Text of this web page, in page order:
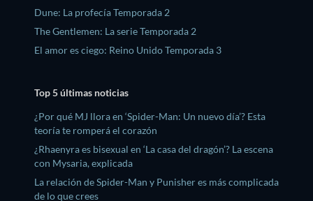
Dune: La profecía Temporada 2
The Gentlemen: La serie Temporada 2
El amor es ciego: Reino Unido Temporada 3
Top 5 últimas noticias
¿Por qué MJ llora en ‘Spider-Man: Un nuevo día’? Esta
teoría te romperá el corazón
¿Rhaenyra es bisexual en ‘La casa del dragón’? La escena
con Mysaria, explicada
La relación de Spider-Man y Punisher es más complicada
de lo que crees